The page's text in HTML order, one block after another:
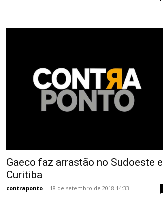
Gaeco faz arrastão no Sudoeste e
Curitiba
contraponto - 18 de setembro de 2018 14:33